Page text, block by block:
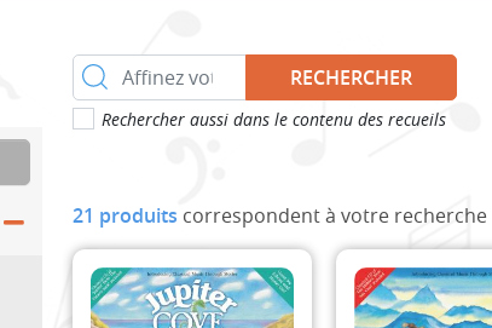
RECHERCHER
Rechercher aussi dans le contenu des recueils
21 produits correspondent à votre recherche